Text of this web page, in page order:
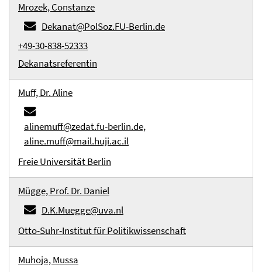
Mrozek, Constanze
Dekanat@PolSoz.FU-Berlin.de
+49-30-838-52333
Dekanatsreferentin
Muff, Dr. Aline
alinemuff@zedat.fu-berlin.de,
aline.muff@mail.huji.ac.il
Freie Universität Berlin
Mügge, Prof. Dr. Daniel
D.K.Muegge@uva.nl
Otto-Suhr-Institut für Politikwissenschaft
Muhoja, Mussa